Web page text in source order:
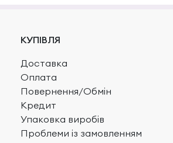
КУПІВЛЯ
Доставка
Оплата
Повернення/Обмін
Кредит
Упаковка виробів
Проблеми із замовленням